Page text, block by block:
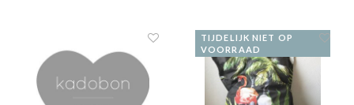
TIJDELIJK NIET OP
VOORRAAD